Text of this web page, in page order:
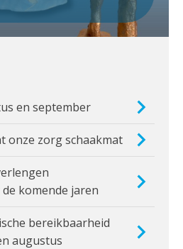
en september
onze zorg schaakmat
komende jaren
bereikbaarheid
augustus